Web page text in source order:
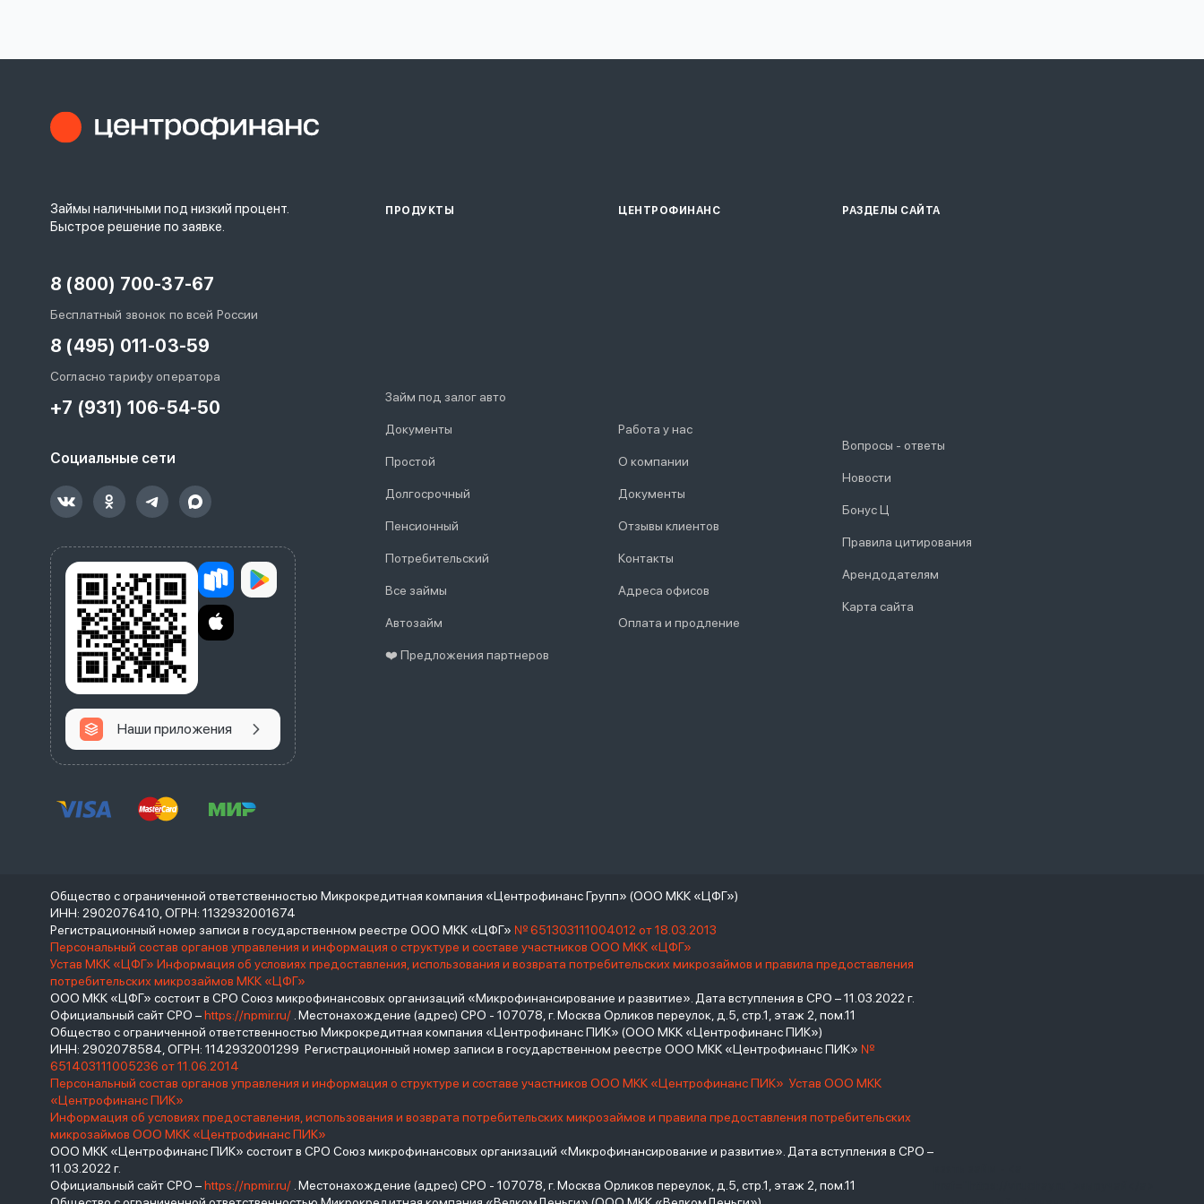
Займы наличными под низкий процент.
Быстрое решение по заявке.
8 (800) 700-37-67
Бесплатный звонок по всей России
8 (495) 011-03-59
Согласно тарифу оператора
+7 (931) 106-54-50
Социальные сети
Наши приложения
ПРОДУКТЫ
Займ под залог авто
Документы
Простой
Долгосрочный
Пенсионный
Потребительский
Все займы
Автозайм
❤️ Предложения партнеров
ЦЕНТРОФИНАНС
Работа у нас
О компании
Документы
Отзывы клиентов
Контакты
Адреса офисов
Оплата и продление
РАЗДЕЛЫ САЙТА
Вопросы - ответы
Новости
Бонус Ц
Правила цитирования
Арендодателям
Карта сайта
Общество с ограниченной ответственностью Микрокредитная компания «Центрофинанс Групп» (ООО МКК «ЦФГ»)
ИНН: 2902076410, ОГРН: 1132932001674
Регистрационный номер записи в государственном реестре ООО МКК «ЦФГ» № 651303111004012 от 18.03.2013
Персональный состав органов управления и информация о структуре и составе участников ООО МКК «ЦФГ»
Устав МКК «ЦФГ» Информация об условиях предоставления, использования и возврата потребительских микрозаймов и правила предоставления
потребительских микрозаймов МКК «ЦФГ»
ООО МКК «ЦФГ» состоит в СРО Союз микрофинансовых организаций «Микрофинансирование и развитие». Дата вступления в СРО – 11.03.2022 г.
Официальный сайт СРО –https://npmir.ru/ . Местонахождение (адрес) СРО - 107078, г. Москва Орликов переулок, д.5, стр.1, этаж 2, пом.11
Общество с ограниченной ответственностью Микрокредитная компания «Центрофинанс ПИК» (ООО МКК «Центрофинанс ПИК»)
ИНН: 2902078584, ОГРН: 1142932001299 Регистрационный номер записи в государственном реестре ООО МКК «Центрофинанс ПИК» №
651403111005236 от 11.06.2014
Персональный состав органов управления и информация о структуре и составе участников ООО МКК «Центрофинанс ПИК» Устав ООО МКК
«Центрофинанс ПИК»
Информация об условиях предоставления, использования и возврата потребительских микрозаймов и правила предоставления потребительских
микрозаймов ООО МКК «Центрофинанс ПИК»
ООО МКК «Центрофинанс ПИК» состоит в СРО Союз микрофинансовых организаций «Микрофинансирование и развитие». Дата вступления в СРО –
11.03.2022 г.
Официальный сайт СРО –https://npmir.ru/ . Местонахождение (адрес) СРО - 107078, г. Москва Орликов переулок, д.5, стр.1, этаж 2, пом.11
Войти под другим номером